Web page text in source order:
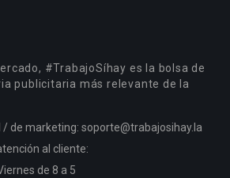
#TrabajoSíhay es la bolsa de
publicitaria más relevante de la
/ de marketing: soporte@trabajosihay.la
al cliente:
de 8 a 5